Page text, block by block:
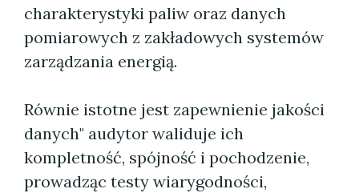
charakterystyki paliw oraz danych
pomiarowych z zakładowych systemów
zarządzania energią.
Równie istotne jest zapewnienie jakości
danych" audytor waliduje ich
kompletność, spójność i pochodzenie,
prowadząc testy wiarygodności,